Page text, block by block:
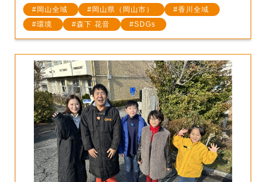
岡山全域 岡山県（岡山市）
香川全域
環境
森下 花音 SDGs